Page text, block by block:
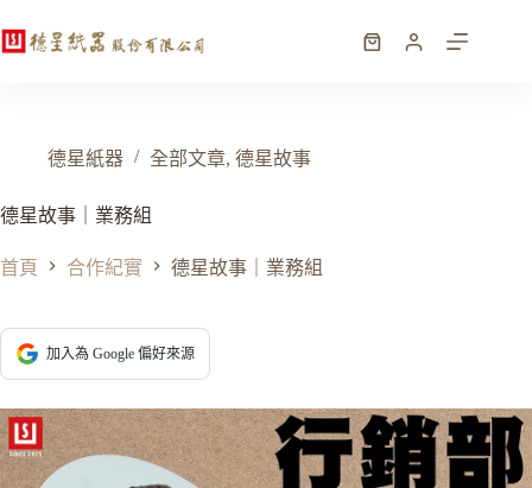
至
購
德星紙器 全部文章, 德星故事
德星故事｜業務組
首頁 合作紀實 德星故事｜業務組
加入為 Google 偏好來源